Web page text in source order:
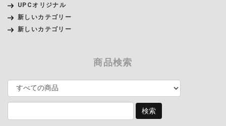
UPCオリジナル
新しいカテゴリー
新しいカテゴリー
商品検索